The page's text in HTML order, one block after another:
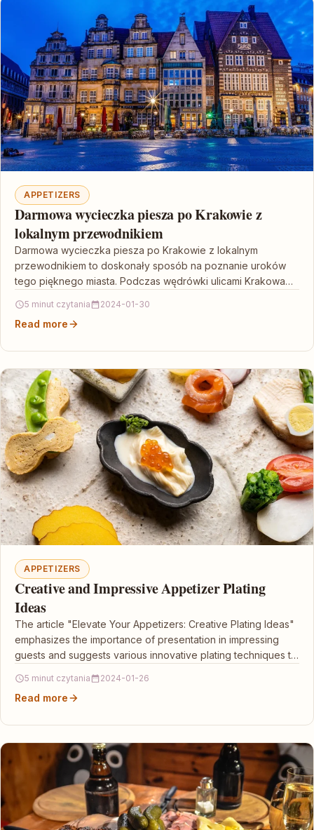
APPETIZERS
Darmowa wycieczka piesza po Krakowie z
lokalnym przewodnikiem
Darmowa wycieczka piesza po Krakowie z lokalnym
przewodnikiem to doskonały sposób na poznanie uroków
tego pięknego miasta. Podczas wędrówki ulicami Krakowa
5 minut czytania 2024-01-30
Read more
APPETIZERS
Creative and Impressive Appetizer Plating
Ideas
The article "Elevate Your Appetizers: Creative Plating Ideas"
emphasizes the importance of presentation in impressing
guests and suggests various innovative plating techniques to
5 minut czytania 2024-01-26
Read more